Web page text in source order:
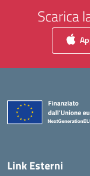
Scarica
Link Esterni